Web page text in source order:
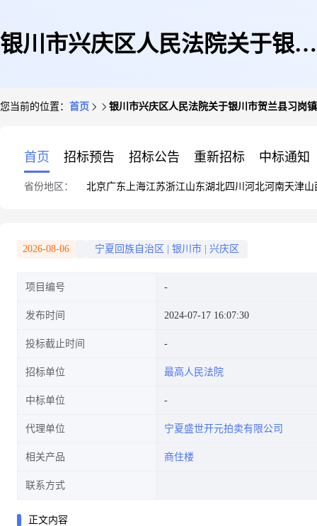
银川市兴庆区人民法院关于银川
您当前的位置： 首页 银川市兴庆区人民法院关于银川市贺兰县习岗
首页 招标预告 招标公告 重新招标 中标通知
省份地区： 北京广东 上海江苏浙江山东湖北四川 河北河南天津山
2026-08-06 宁夏回族自治区 银川市 兴庆区
项目编号
发布时间 2024-07-17 16:07:30
投标截止时间
招标单位 最高人民法院
中标单位
代理单位 宁夏盛世开元拍卖有限公司
相关产品 商住楼
联系方式
正文内容